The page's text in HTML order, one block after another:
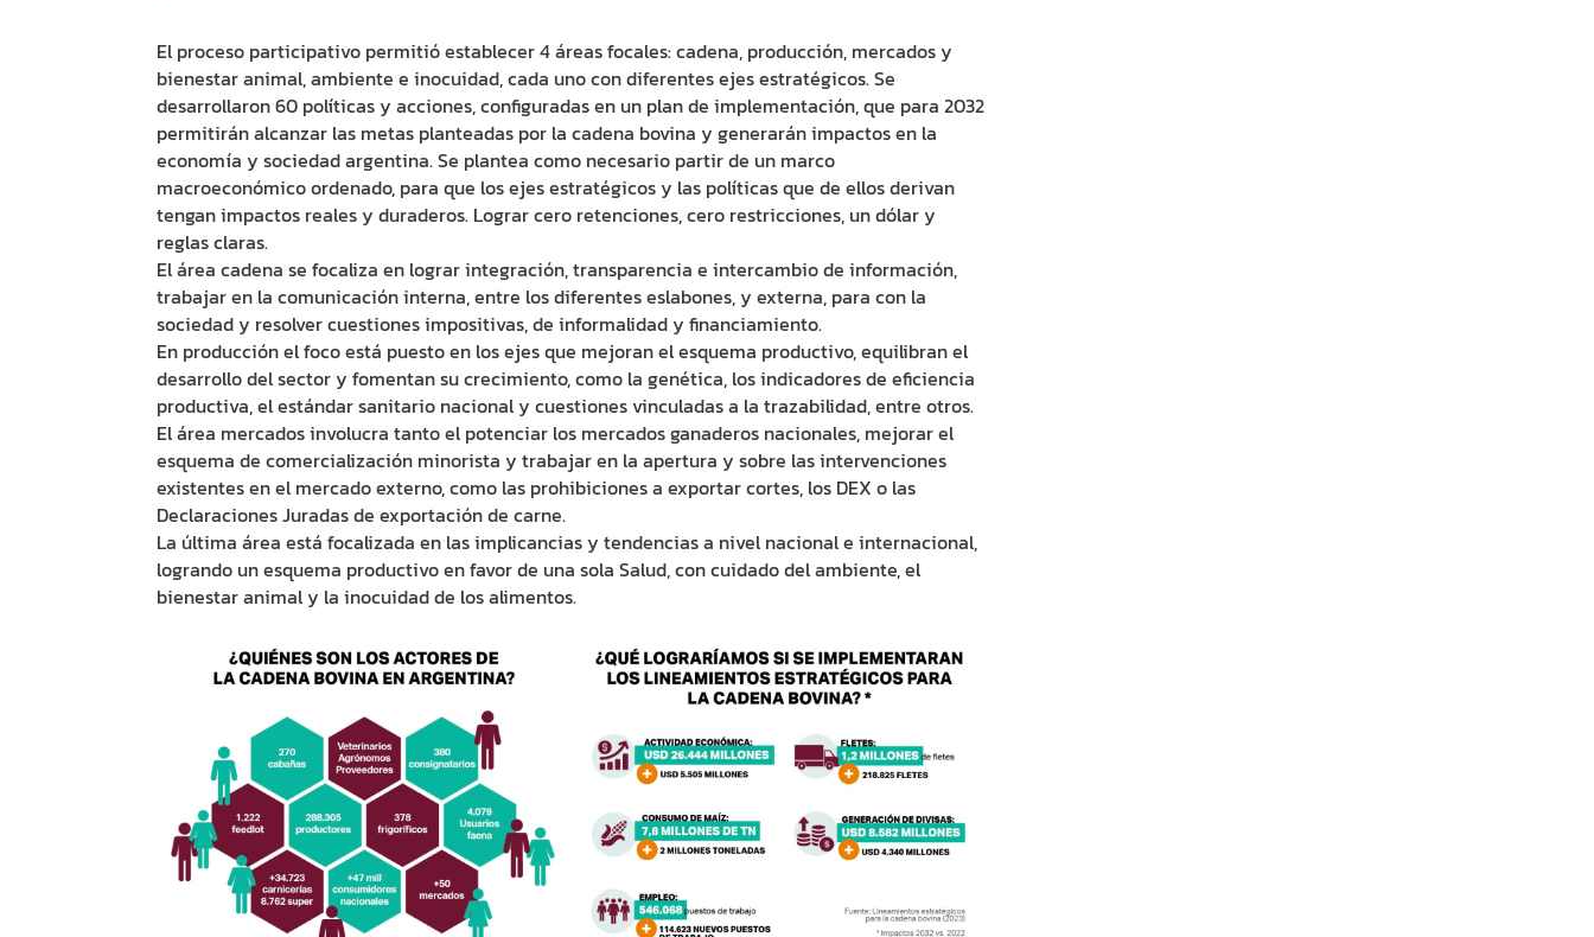
El proceso participativo permitió establecer 4 áreas focales: cadena, producción, mercados y
bienestar animal, ambiente e inocuidad, cada uno con diferentes ejes estratégicos. Se
desarrollaron 60 políticas y acciones, configuradas en un plan de implementación, que para 2032
permitirán alcanzar las metas planteadas por la cadena bovina y generarán impactos en la
economía y sociedad argentina. Se plantea como necesario partir de un marco
macroeconómico ordenado, para que los ejes estratégicos y las políticas que de ellos derivan
tengan impactos reales y duraderos. Lograr cero retenciones, cero restricciones, un dólar y
reglas claras.
El área cadena se focaliza en lograr integración, transparencia e intercambio de información,
trabajar en la comunicación interna, entre los diferentes eslabones, y externa, para con la
sociedad y resolver cuestiones impositivas, de informalidad y financiamiento.
En producción el foco está puesto en los ejes que mejoran el esquema productivo, equilibran el
desarrollo del sector y fomentan su crecimiento, como la genética, los indicadores de eficiencia
productiva, el estándar sanitario nacional y cuestiones vinculadas a la trazabilidad, entre otros.
El área mercados involucra tanto el potenciar los mercados ganaderos nacionales, mejorar el
esquema de comercialización minorista y trabajar en la apertura y sobre las intervenciones
existentes en el mercado externo, como las prohibiciones a exportar cortes, los DEX o las
Declaraciones Juradas de exportación de carne.
La última área está focalizada en las implicancias y tendencias a nivel nacional e internacional,
logrando un esquema productivo en favor de una sola Salud, con cuidado del ambiente, el
bienestar animal y la inocuidad de los alimentos.